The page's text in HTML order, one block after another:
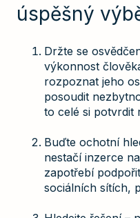
úspěšný
Držte se
výkonnost
rozpoznat jeho
posoudit
to celé si potvrdit
Buďte ochotní
nestačí inzerce
zapotřebí
sociálních sítích,